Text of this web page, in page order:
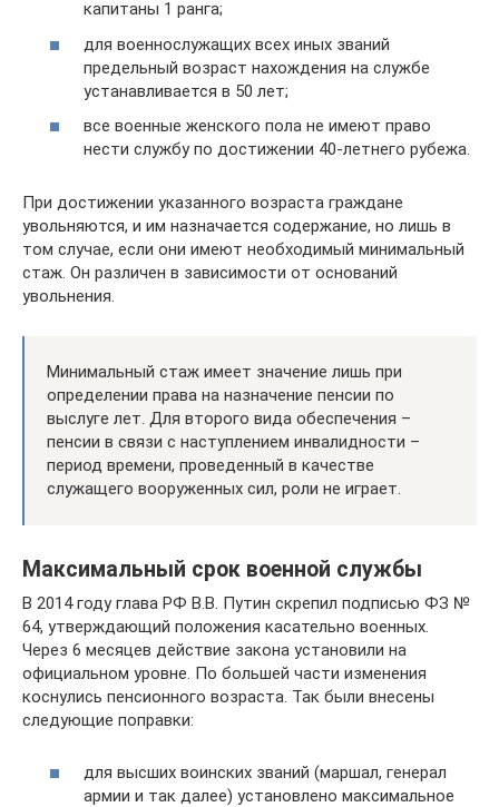
капитаны 1 ранга;
для военнослужащих всех иных званий
предельный возраст нахождения на службе
устанавливается в 50 лет;
все военные женского пола не имеют право
нести службу по достижении 40-летнего рубежа.
При достижении указанного возраста граждане
увольняются, и им назначается содержание, но лишь в
том случае, если они имеют необходимый минимальный
стаж. Он различен в зависимости от оснований
увольнения.
Минимальный стаж имеет значение лишь при
определении права на назначение пенсии по
выслуге лет. Для второго вида обеспечения –
пенсии в связи с наступлением инвалидности –
период времени, проведенный в качестве
служащего вооруженных сил, роли не играет.
Максимальный срок военной службы
В 2014 году глава РФ В.В. Путин скрепил подписью ФЗ №
64, утверждающий положения касательно военных.
Через 6 месяцев действие закона установили на
официальном уровне. По большей части изменения
коснулись пенсионного возраста. Так были внесены
следующие поправки:
для высших воинских званий (маршал, генерал
армии и так далее) установлено максимальное